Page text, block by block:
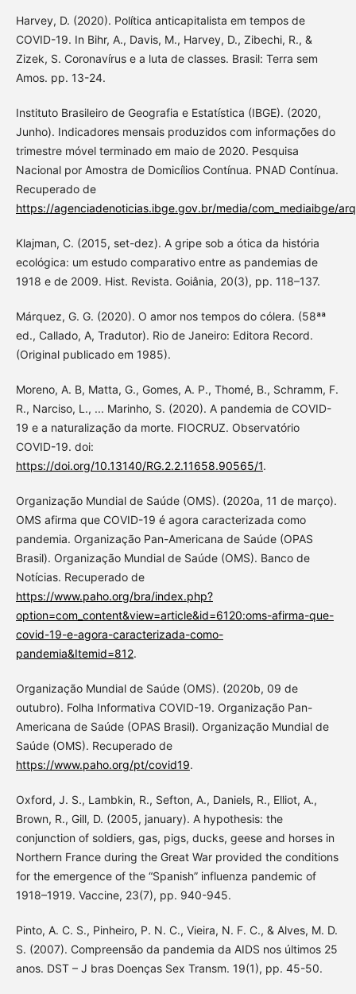
Harvey, D. (2020). Política anticapitalista em tempos de
COVID-19. In Bihr, A., Davis, M., Harvey, D., Zibechi, R., &
Zizek, S. Coronavírus e a luta de classes. Brasil: Terra sem
Amos. pp. 13-24.
Instituto Brasileiro de Geografia e Estatística (IBGE). (2020,
Junho). Indicadores mensais produzidos com informações do
trimestre móvel terminado em maio de 2020. Pesquisa
Nacional por Amostra de Domicílios Contínua. PNAD Contínua.
Recuperado de
https://agenciadenoticias.ibge.gov.br/media/com_mediaibge/
Klajman, C. (2015, set-dez). A gripe sob a ótica da história
ecológica: um estudo comparativo entre as pandemias de
1918 e de 2009. Hist. Revista. Goiânia, 20(3), pp. 118–137.
Márquez, G. G. (2020). O amor nos tempos do cólera. (58ªª
ed., Callado, A, Tradutor). Rio de Janeiro: Editora Record.
(Original publicado em 1985).
Moreno, A. B, Matta, G., Gomes, A. P., Thomé, B., Schramm, F.
R., Narciso, L., ... Marinho, S. (2020). A pandemia de COVID-
19 e a naturalização da morte. FIOCRUZ. Observatório
COVID-19. doi:
https://doi.org/10.13140/RG.2.2.11658.90565/1.
Organização Mundial de Saúde (OMS). (2020a, 11 de março).
OMS afirma que COVID-19 é agora caracterizada como
pandemia. Organização Pan-Americana de Saúde (OPAS
Brasil). Organização Mundial de Saúde (OMS). Banco de
Notícias. Recuperado de
https://www.paho.org/bra/index.php?
option=com_content&view=article&id=6120:oms-afirma-que-
covid-19-e-agora-caracterizada-como-
pandemia&Itemid=812.
Organização Mundial de Saúde (OMS). (2020b, 09 de
outubro). Folha Informativa COVID-19. Organização Pan-
Americana de Saúde (OPAS Brasil). Organização Mundial de
Saúde (OMS). Recuperado de
https://www.paho.org/pt/covid19.
Oxford, J. S., Lambkin, R., Sefton, A., Daniels, R., Elliot, A.,
Brown, R., Gill, D. (2005, january). A hypothesis: the
conjunction of soldiers, gas, pigs, ducks, geese and horses in
Northern France during the Great War provided the conditions
for the emergence of the “Spanish” influenza pandemic of
1918–1919. Vaccine, 23(7), pp. 940-945.
Pinto, A. C. S., Pinheiro, P. N. C., Vieira, N. F. C., & Alves, M. D.
S. (2007). Compreensão da pandemia da AIDS nos últimos 25
anos. DST – J bras Doenças Sex Transm. 19(1), pp. 45-50.